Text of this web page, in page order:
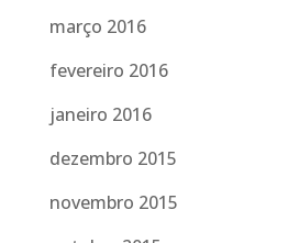
março 2016
fevereiro 2016
janeiro 2016
dezembro 2015
novembro 2015